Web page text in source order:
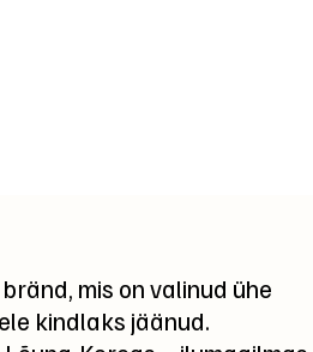
mis on valinud ühe
kindlaks jäänud.